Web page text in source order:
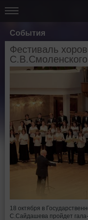
События
Фестиваль
С.В.Смоленского
18 октября в
С.Сайдашева пройдет